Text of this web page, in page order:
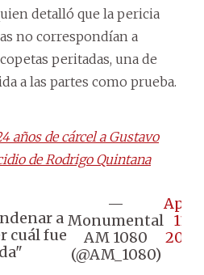
detalló que la pericia
no correspondían a
peritadas, una de
a las partes como prueba.
años de cárcel a Gustavo
de Rodrigo Quintana
a
cuál fue
—
Monumental
AM 1080
(@AM_1080)
April
11,
2025